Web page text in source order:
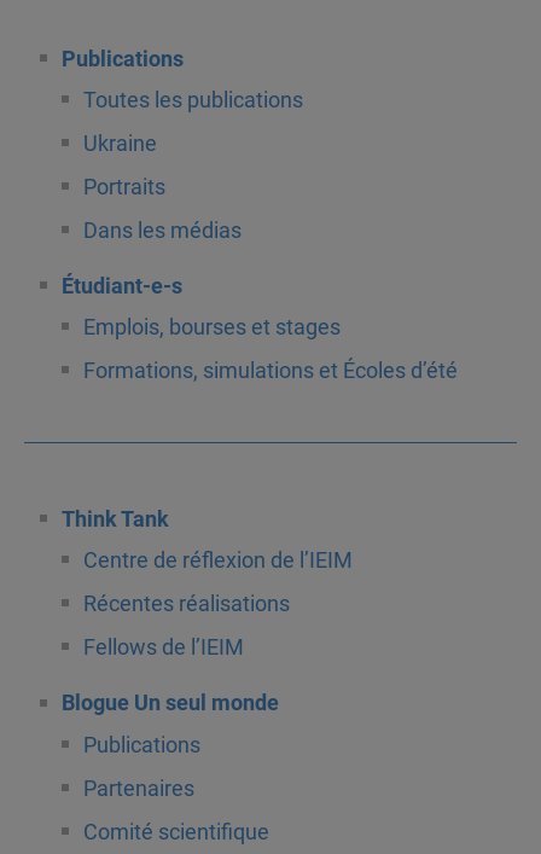
Publications
Toutes les publications
Ukraine
Portraits
Dans les médias
Étudiant-e-s
Emplois, bourses et stages
Formations, simulations et Écoles d’été
Think Tank
Centre de réflexion de l’IEIM
Récentes réalisations
Fellows de l’IEIM
Blogue Un seul monde
Publications
Partenaires
Comité scientifique